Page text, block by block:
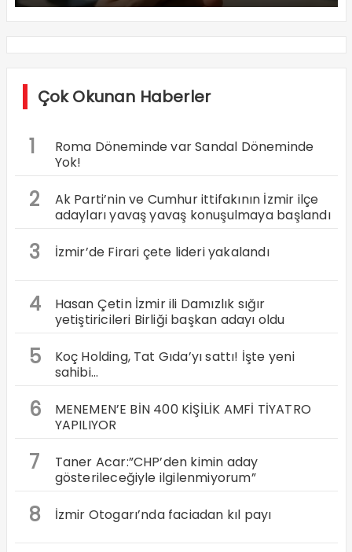
Çok Okunan Haberler
1
Roma Döneminde var Sandal Döneminde
Yok!
2
Ak Parti’nin ve Cumhur ittifakının İzmir ilçe
adayları yavaş yavaş konuşulmaya başlandı
3 İzmir’de Firari çete lideri yakalandı
4
Hasan Çetin İzmir ili Damızlık sığır
yetiştiricileri Birliği başkan adayı oldu
5
Koç Holding, Tat Gıda’yı sattı! İşte yeni
sahibi…
6
MENEMEN’E BİN 400 KİŞİLİK AMFİ TİYATRO
YAPILIYOR
7
Taner Acar:”CHP’den kimin aday
gösterileceğiyle ilgilenmiyorum”
8 İzmir Otogarı’nda faciadan kıl payı